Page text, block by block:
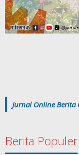
Jurnal Online Berita
Berita Populer